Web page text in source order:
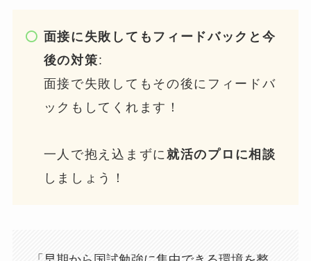
面接に失敗してもフィードバックと今
後の対策:
面接で失敗してもその後にフィードバ
ックもしてくれます！
一人で抱え込まずに就活のプロに相談
しましょう！